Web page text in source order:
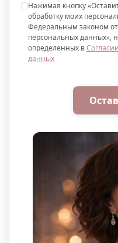
Нажимая кнопку
обработку моих
Федеральным законом
персональных данных»,
определенных в
данных